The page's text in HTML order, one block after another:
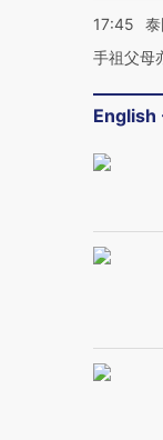
17:45
手祖父母
English